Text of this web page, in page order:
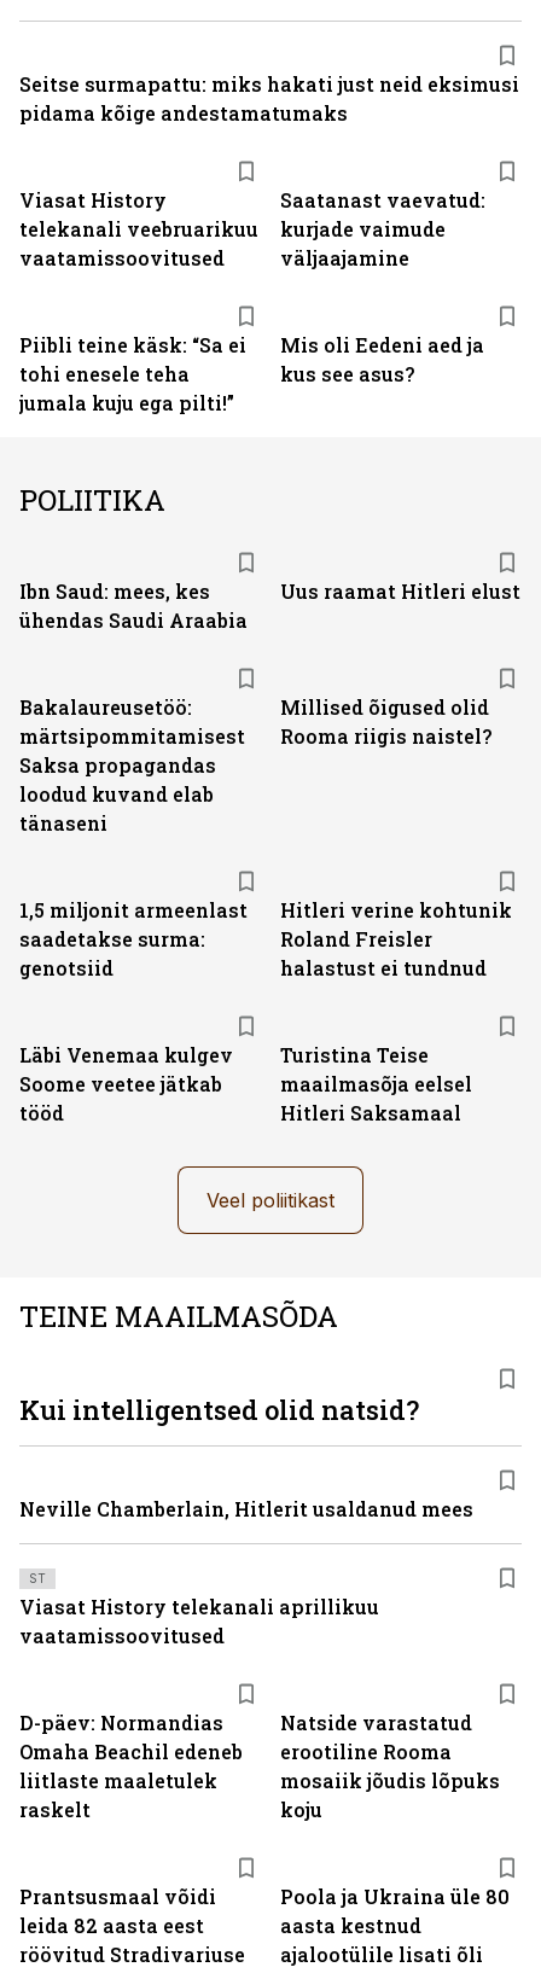
Viasat History
telekanali veebruarikuu
vaatamissoovitused
Saatanast vaevatud:
kurjade vaimude
väljaajamine
Piibli teine käsk: “Sa ei
tohi enesele teha
jumala kuju ega pilti!”
Mis oli Eedeni aed ja
kus see asus?
Seitse surmapattu: miks hakati just neid eksimusi
pidama kõige andestamatumaks
POLIITIKA
Ibn Saud: mees, kes
ühendas Saudi Araabia
Uus raamat Hitleri elust
Bakalaureusetöö:
märtsipommitamisest
Saksa propagandas
loodud kuvand elab
tänaseni
Millised õigused olid
Rooma riigis naistel?
1,5 miljonit armeenlast
saadetakse surma:
genotsiid
Hitleri verine kohtunik
Roland Freisler
halastust ei tundnud
Läbi Venemaa kulgev
Soome veetee jätkab
tööd
Turistina Teise
maailmasõja eelsel
Hitleri Saksamaal
Veel poliitikast
TEINE MAAILMASÕDA
D-päev: Normandias
Omaha Beachil edeneb
liitlaste maaletulek
raskelt
Natside varastatud
erootiline Rooma
mosaiik jõudis lõpuks
koju
Prantsusmaal võidi
leida 82 aasta eest
röövitud Stradivariuse
Poola ja Ukraina üle 80
aasta kestnud
ajalootülile lisati õli
Kui intelligentsed olid natsid?
Neville Chamberlain, Hitlerit usaldanud mees
ST
Viasat History telekanali aprillikuu
vaatamissoovitused